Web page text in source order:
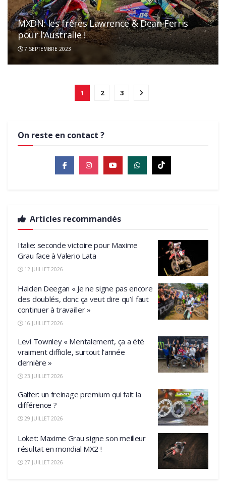
MXDN: les frères Lawrence & Dean Ferris
pour l’Australie !
7 SEPTEMBRE 2023
1 2 3
On reste en contact ?
Articles recommandés
Italie: seconde victoire pour Maxime
Grau face à Valerio Lata
12 JUILLET 2026
Haiden Deegan « Je ne signe pas encore
des doublés, donc ça veut dire qu’il faut
continuer à travailler »
16 JUILLET 2026
Levi Townley « Mentalement, ça a été
vraiment difficile, surtout l’année
dernière »
23 JUILLET 2026
Galfer: un freinage premium qui fait la
différence ?
29 JUILLET 2026
Loket: Maxime Grau signe son meilleur
résultat en mondial MX2 !
27 JUILLET 2026